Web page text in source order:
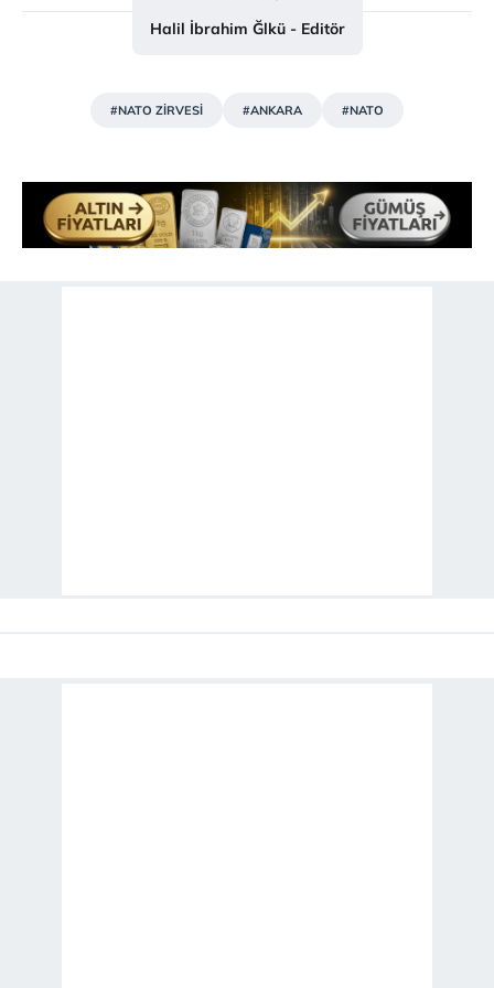
Sitemizde kendimize ve üçüncü kişilere ait çerezler
toplumu hizmetlerinin sunulması amacıyla
reklam/pazarlama faaliyetlerinin yapılması, amaçlarıyla
sınırlı olarak açık rızanız dahilinde kullanılacaktır.
Halil İbrahim Ğlkü - Editör
#NATO ZİRVESİ #ANKARA #NATO